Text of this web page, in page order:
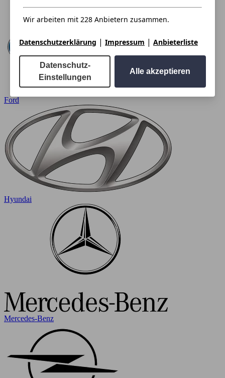
Ford
Hyundai
Mercedes-Benz
Wir arbeiten mit 228 Anbietern zusammen.
Datenschutzerklärung | Impressum | Anbieterliste
Datenschutz-
Einstellungen
Alle akzeptieren